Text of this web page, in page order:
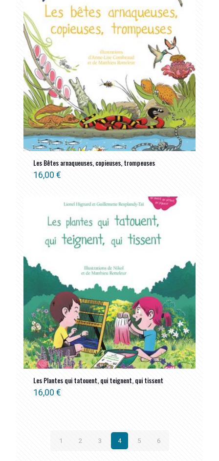
Les Bêtes arnaqueuses, copieuses, trompeuses
16,00 €
Les Plantes qui tatouent, qui teignent, qui tissent
16,00 €
1 2 3 4 5 6